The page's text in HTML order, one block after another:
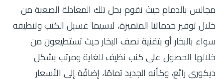
مجالس بالدمام حيث نقوم بحل تلك المعادلة الصعبة من
خلال توفير خدماتنا المتميزة، لاسيما غسيل الكنب وتنظيفه
سواء بالبخار أو بتقنية نصف البخار حيث تستطيعون من
خلالها الحصول على كنب نظيف للغاية ومرتب بشكل
ديكوري رائع، وكأنه الجديد تمامًا، إضافًة إلى الأسعار